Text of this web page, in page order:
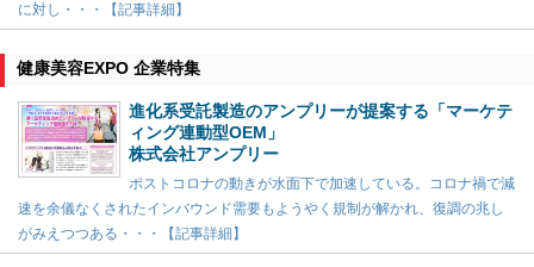
に対し・・・【記事詳細】
健康美容EXPO 企業特集
進化系受託製造のアンプリーが提案する「マーケテ
ィング連動型OEM」
株式会社アンプリー
ポストコロナの動きが水面下で加速している。コロナ禍で減
速を余儀なくされたインバウンド需要もようやく規制が解かれ、復調の兆し
がみえつつある・・・【記事詳細】